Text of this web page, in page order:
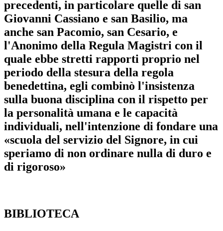
precedenti, in particolare quelle di san
Giovanni Cassiano e san Basilio, ma
anche san Pacomio, san Cesario, e
l'Anonimo della Regula Magistri con il
quale ebbe stretti rapporti proprio nel
periodo della stesura della regola
benedettina, egli combinò l'insistenza
sulla buona disciplina con il rispetto per
la personalità umana e le capacità
individuali, nell'intenzione di fondare una
«scuola del servizio del Signore, in cui
speriamo di non ordinare nulla di duro e
di rigoroso»
BIBLIOTECA